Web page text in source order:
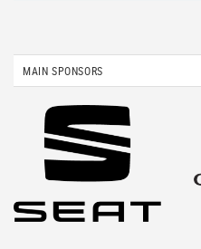
MAIN SPONSORS